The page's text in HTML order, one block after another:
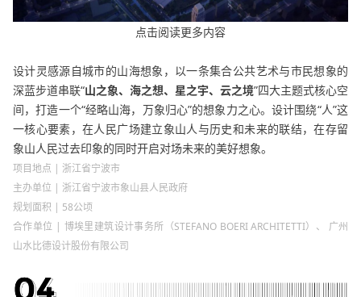
点击阅读更多内容
设计灵感源自城市的山海想象，以一条集合公共艺术与市民想象的
深蓝步道串联“山之象、海之想、星之宇、云之境”四大主题式核心空
间，打造一个“经略山海，万象归心”的想象力之心。设计围绕“人”这
一核心要素，在人民广场建立象山人与历史和未来的联结，在存留
象山人民过去印象的同时开启对场未来的美好想象。
项目地点 | 浙江省宁波市
主办单位 | 浙江省宁波市象山县人民政府
规划面积 | 58公顷
合作单位 | 博埃里建筑设计事务所（STEFANO BOERI ARCHITETTI）、 广州
山水比德设计股份有限公司